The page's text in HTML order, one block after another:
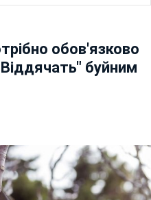
обов'язково
буйним